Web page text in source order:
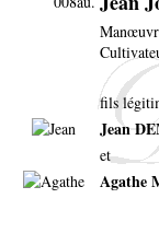
fils
Jean
et
Agathe